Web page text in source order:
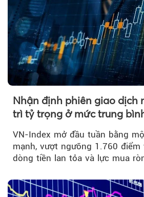
Nhận định phiên giao dịch
trì tỷ trọng ở mức trung
VN-Index mở đầu tuần bằng
mạnh, vượt ngưỡng 1.760
dòng tiền lan tỏa và lực mua